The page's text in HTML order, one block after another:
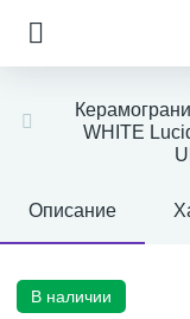
WHITE
Описание
В наличии